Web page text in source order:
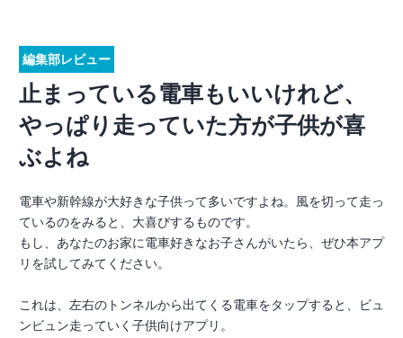
編集部レビュー
止まっている電車もいいけれど、
やっぱり走っていた方が子供が喜
ぶよね
電車や新幹線が大好きな子供って多いですよね。風を切って走っ
ているのをみると、大喜びするものです。
もし、あなたのお家に電車好きなお子さんがいたら、ぜひ本アプ
リを試してみてください。
これは、左右のトンネルから出てくる電車をタップすると、ビュ
ンビュン走っていく子供向けアプリ。